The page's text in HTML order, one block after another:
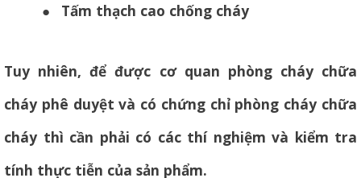
●
Tấm thạch cao chống cháy
Tuy nhiên, để được cơ quan phòng cháy chữa
cháy phê duyệt và có chứng chỉ phòng cháy chữa
cháy thì cần phải có các thí nghiệm và kiểm tra
tính thực tiễn của sản phẩm.